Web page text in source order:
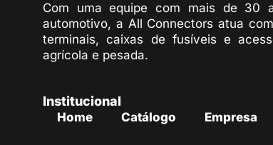
Com uma equipe com mais de 30
automotivo, a All Connectors atua
terminais, caixas de fusíveis e
agrícola e pesada.
Institucional
Home Catálogo Empresa